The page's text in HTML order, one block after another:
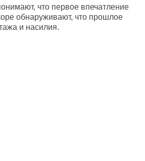
что первое впечатление
обнаруживают, что прошлое
и насилия.